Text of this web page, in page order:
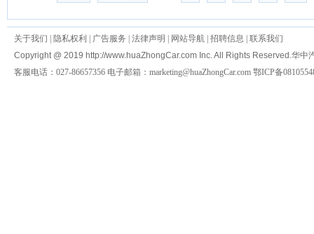
关于我们 隐私权利 广告服务 法律声明 网站导航 招聘信息
联系我们
Copyright @ 2019 http://www.huaZhongCar.com Inc. All Rights Reserved.华中
客服电话：027-86657356 电子邮箱：marketing@huaZhongCar.com 鄂ICP备